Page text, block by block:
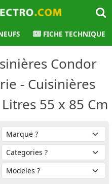
FICHE TECHNIQUE
Condor
- Cuisinières
55 x 85 Cm